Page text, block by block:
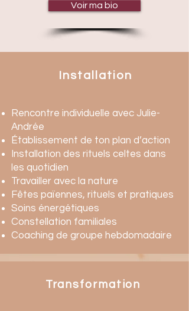
Voir ma bio
Installation
Rencontre individuelle avec Julie-
Andrée
Établissement de ton plan d’action
Installation des rituels celtes dans
les quotidien
Travailler avec la nature
Fêtes païennes, rituels et pratiques
Soins énergétiques
Constellation familiales
Coaching de groupe hebdomadaire
Transformation